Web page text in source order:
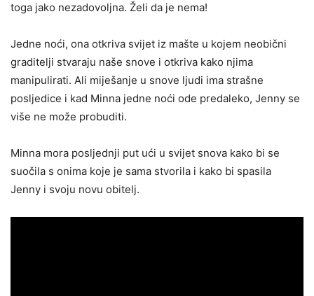
toga jako nezadovoljna. Želi da je nema!
Jedne noći, ona otkriva svijet iz mašte u kojem neobični
graditelji stvaraju naše snove i otkriva kako njima
manipulirati. Ali miješanje u snove ljudi ima strašne
posljedice i kad Minna jedne noći ode predaleko, Jenny se
više ne može probuditi.
Minna mora posljednji put ući u svijet snova kako bi se
suočila s onima koje je sama stvorila i kako bi spasila
Jenny i svoju novu obitelj.